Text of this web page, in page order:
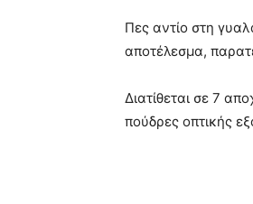
Πες αντίο στη
αποτέλεσμα,
Διατίθεται σε 7
πούδρες οπτικής